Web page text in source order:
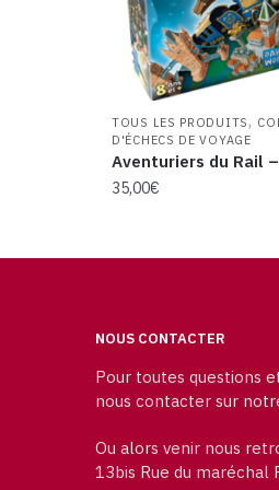
TOUS LES PRODUITS,
D'ÉCHECS DE VOYAGE
Aventuriers du Rail
35,00€
NOUS CONTACTER
Pour toutes questions
nous contacter sur
Ou alors venir nous
13bis Rue du maréchal